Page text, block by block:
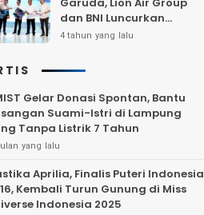
dan BNI Luncurkan
Program Terbang Hemat
4 tahun yang lalu
Gelar Donasi Spontan, Bantu
Suami-Istri di Lampung
Tanpa Listrik 7 Tahun
yang lalu
Aprilia, Finalis Puteri Indonesia
Kembali Turun Gunung di Miss
Indonesia 2025